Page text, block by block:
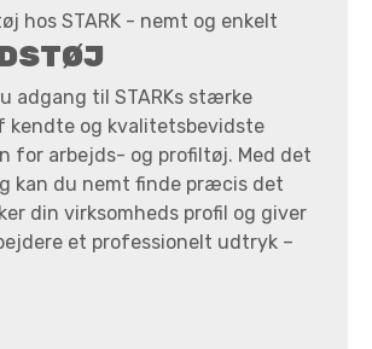
hos STARK - nemt og enkelt
adgang til STARKs stærke
kendte og kvalitetsbevidste
for arbejds- og profiltøj. Med det
kan du nemt finde præcis det
din virksomheds profil og giver
et professionelt udtryk –